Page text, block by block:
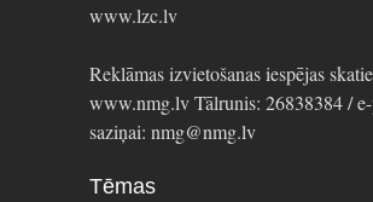
www.lzc.lv
Reklāmas izvietošanas iespējas
www.nmg.lv Tālrunis: 26838384 / e-
saziņai: nmg@nmg.lv
Tēmas